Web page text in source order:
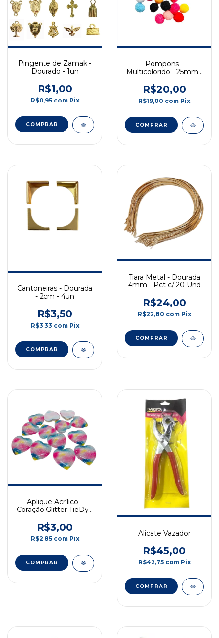
Pingente de Zamak -
Dourado - 1un
R$1,00
R$0,95 com Pix
COMPRAR
Pompons -
Multicolorido - 25mm -
R$20,00
R$19,00 com Pix
Cantoneiras - Dourada
- 2cm - 4un
R$3,50
R$3,33 com Pix
Tiara Metal - Dourada
4mm - Pct c/ 20 Und
R$24,00
R$22,80 com Pix
Aplique Acrílico -
Coração Glitter TieDye
R$3,00
R$2,85 com Pix
Alicate Vazador
R$45,00
R$42,75 com Pix
COMPRAR